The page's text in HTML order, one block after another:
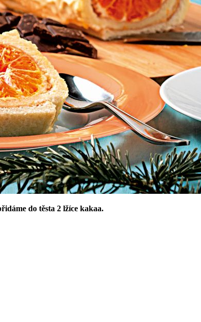
do těsta 2 lžíce kakaa.